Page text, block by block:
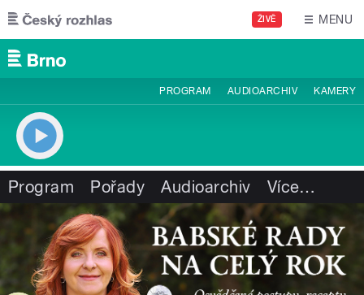
Přejít k hlavnímu obsahu
ŽIVĚ MENU
PROGRAM AUDIOARCHIV KAMERY
Program Pořady Audioarchiv Více…